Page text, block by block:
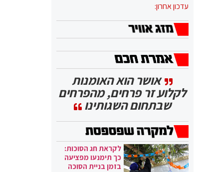
עדכון אחרון:
אושר הוא האומנות
לקלוע זר פרחים, מהפרחים
שבתחום השגותינו
לקראת חג הסוכות:
כך תימנעו מפציעה
בזמן בניית הסוכה